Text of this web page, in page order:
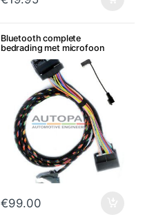
Bluetooth complete
bedrading met microfoon
zonder module 7P6 – 5N0 –
3C8 – 5K0 – 1Z0 – 5J0
€99.00